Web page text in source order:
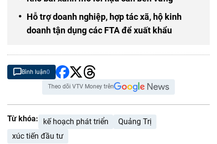
Hỗ trợ doanh nghiệp, hợp tác xã, hộ kinh
doanh tận dụng các FTA để xuất khẩu
Bình luận0
Theo dõi VTV Money trên
Từ khóa: kế hoạch phát triển
Quảng Trị
xúc tiến đầu tư